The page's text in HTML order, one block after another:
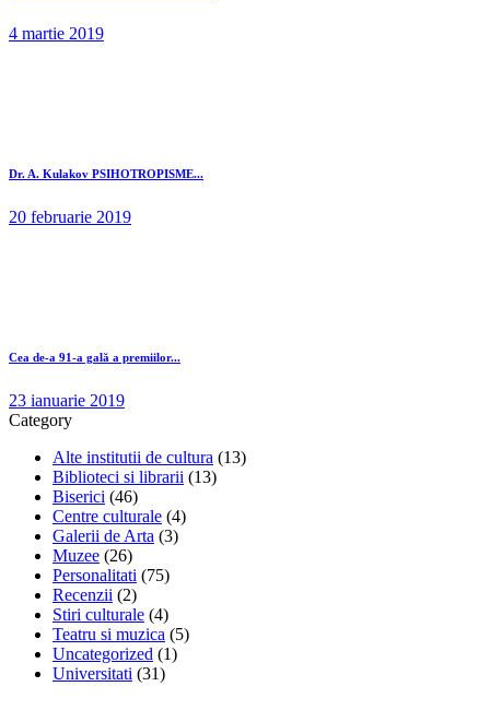
4 martie 2019
Dr. A. Kulakov PSIHOTROPISME...
20 februarie 2019
Cea de-a 91-a gală a premiilor...
23 ianuarie 2019
Category
Alte institutii de cultura (13)
Biblioteci si librarii (13)
Biserici (46)
Centre culturale (4)
Galerii de Arta (3)
Muzee (26)
Personalitati (75)
Recenzii (2)
Stiri culturale (4)
Teatru si muzica (5)
Uncategorized (1)
Universitati (31)